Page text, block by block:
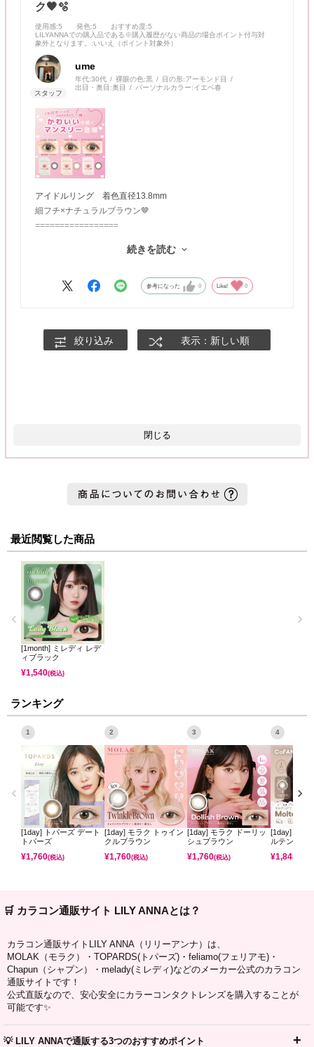
ク🖤🫧
使用感:5 発色:5 おすすめ度:5
LILYANNAでの購入品である※購入履歴がない商品の場合ポイント付与対
象外となります。
:いいえ（ポイント対象外）
ume
年代:30代 裸眼の色:黒 目の形:アーモンド目
出目・奥目:奥目 パーソナルカラー:イエベ春
アイドルリング 着色直径13.8mm
細フチ×ナチュラルブラウン🤎
=================
キラキラ感強めのまさにステージ上のアイドルおめめ✨
普段使いもしやすいナチュラルブラウンで万人受け間違いなし◎
太フチ×明るめブラウン💗
=================
レディブラック 着色直径13.8mm
=================
瞳の透明感が爆上がりなブラック！
こいでした◎
続きを読む
参考になった 0 Like! 0
絞り込み 表示：新しい順
閉じる
最近閲覧した商品
[1month] ミレディ レデ
ィブラック
¥1,540(税込)
ランキング
1
[1day] トパーズ デート
トパーズ
¥1,760(税込)
2
[1day] モラク トゥイン
クルブラウン
¥1,760(税込)
3
[1day] モラク ドーリッ
シュブラウン
¥1,760(税込)
4
[1day] コフ
ルテンパフ
¥1,848
🛒 カラコン通販サイト LILY ANNAとは？
カラコン通販サイトLILY ANNA（リリーアンナ）は、
MOLAK（モラク）・TOPARDS(トパーズ)・feliamo(フェリアモ)・
Chapun（シャプン）・melady(ミレディ)などのメーカー公式のカラコン
通販サイトです！
公式直販なので、安心安全にカラーコンタクトレンズを購入することが
可能です✨
💡 LILY ANNAで通販する3つのおすすめポイント